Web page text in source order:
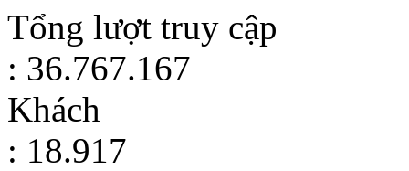
Tổng lượt truy cập
: 36.767.167
Khách
: 18.917